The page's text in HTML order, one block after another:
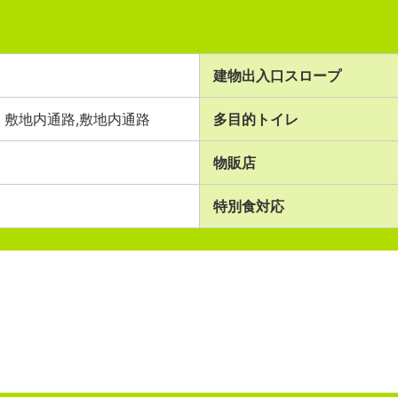
建物出入口スロープ
敷地内通路,敷地内通路 多目的トイレ
物販店
特別食対応